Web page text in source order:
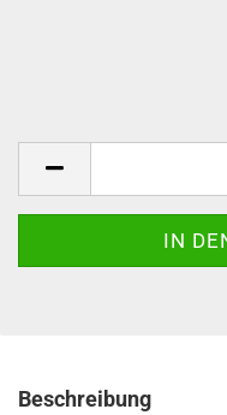
Beschreibung